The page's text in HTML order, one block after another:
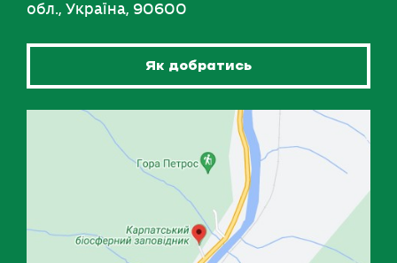
обл., Україна, 90600
Як добратись